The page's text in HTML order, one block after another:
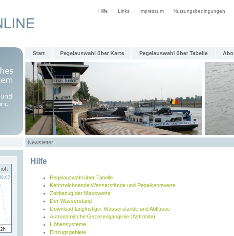
Hilfe Links Impressum Nutzungsbedingungen
Start Pegelauswahl über Karte Pegelauswahl über Tabelle Abo
Newsletter
Hilfe
Pegelauswahl über Tabelle
Kennzeichnende Wasserstände und Pegelkennwerte
Zeitbezug der Messwerte
Der Wasserstand
Download langfristiger Wasserstände und Abflüsse
Astronomische Gezeitenganglinie (Astrotide)
Höhensysteme
Einzugsgebiete